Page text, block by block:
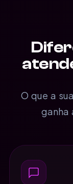
O que a
ganha